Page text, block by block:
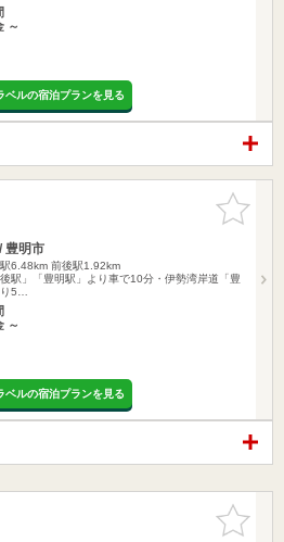
～
ベルの宿泊プランを見る
お気に入
りに追加
豊明市
6.48km 前後駅1.92km
駅」「豊明駅」より車で10分・伊勢湾岸道「豊
5…
～
ベルの宿泊プランを見る
お気に入
りに追加